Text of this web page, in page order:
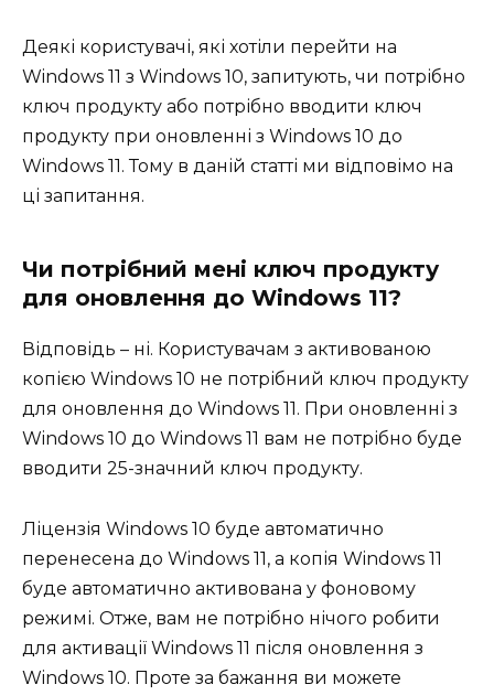
Деякі користувачі, які хотіли перейти на
Windows 11 з Windows 10, запитують, чи потрібно
ключ продукту або потрібно вводити ключ
продукту при оновленні з Windows 10 до
Windows 11. Тому в даній статті ми відповімо на
ці запитання.
Чи потрібний мені ключ продукту
для оновлення до Windows 11?
Відповідь – ні. Користувачам з активованою
копією Windows 10 не потрібний ключ продукту
для оновлення до Windows 11. При оновленні з
Windows 10 до Windows 11 вам не потрібно буде
вводити 25-значний ключ продукту.
Ліцензія Windows 10 буде автоматично
перенесена до Windows 11, а копія Windows 11
буде автоматично активована у фоновому
режимі. Отже, вам не потрібно нічого робити
для активації Windows 11 після оновлення з
Windows 10. Проте за бажання ви можете